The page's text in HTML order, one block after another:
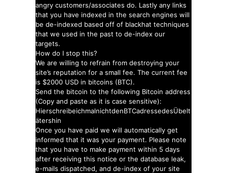
angry customers/associates do. Lastly any links
that you have indexed in the search engines will
be de-indexed based off of blackhat techniques
that we used in the past to de-index our
targets.
How do I stop this?
We are willing to refrain from destroying your
site’s reputation for a small fee. The current fee
is $2000 USD in bitcoins (BTC).
Send the bitcoin to the following Bitcoin address
(Copy and paste as it is case sensitive):
HierschreibeichmalnichtdenBTCadressedesÜbelt
ätershin
Once you have paid we will automatically get
informed that it was your payment. Please note
that you have to make payment within 5 days
after receiving this notice or the database leak,
e-mails dispatched, and de-index of your site